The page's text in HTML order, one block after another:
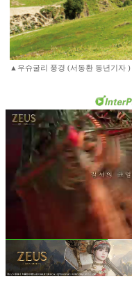
▲우슈굴리 풍경 (서동환 동년기자 )